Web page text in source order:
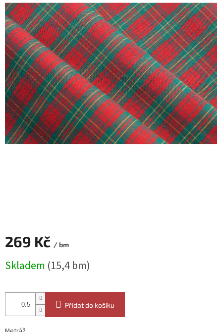
269 Kč / bm
cena:
Skladem (15,4 bm)
Přidat do košíku